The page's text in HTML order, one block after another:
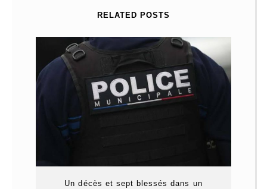
RELATED POSTS
Un décès et sept blessés dans un